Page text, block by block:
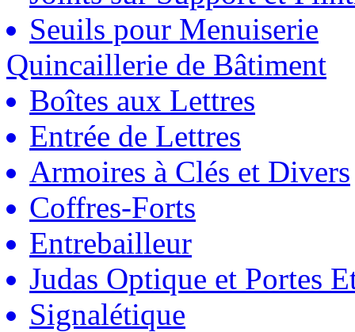
Seuils pour Menuiserie
Quincaillerie de Bâtiment
Boîtes aux Lettres
Entrée de Lettres
Armoires à Clés et Divers
Coffres-Forts
Entrebailleur
Judas Optique et Portes
Signalétique